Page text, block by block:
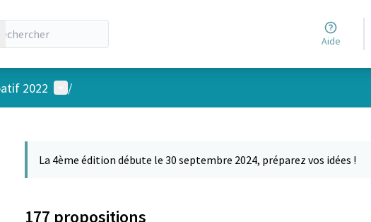
Aide
2022 Menu utilisateur
/
La 4ème édition débute le 30 septembre 2024, préparez vos idées !
177 propositions